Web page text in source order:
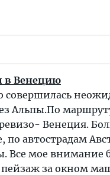
в Венецию
Альпы.По
Венеция.
автострадам
Все мое внимание
за окном